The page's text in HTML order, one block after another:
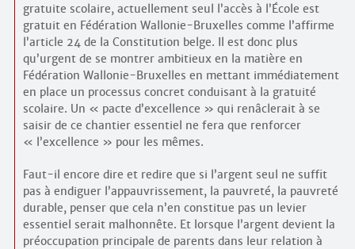
gratuite scolaire, actuellement seul l’accès à l’École est
gratuit en Fédération Wallonie-Bruxelles comme l’affirme
l’article 24 de la Constitution belge. Il est donc plus
qu’urgent de se montrer ambitieux en la matière en
Fédération Wallonie-Bruxelles en mettant immédiatement
en place un processus concret conduisant à la gratuité
scolaire. Un « pacte d’excellence » qui renâclerait à se
saisir de ce chantier essentiel ne fera que renforcer
« l’excellence » pour les mêmes.
Faut-il encore dire et redire que si l’argent seul ne suffit
pas à endiguer l’appauvrissement, la pauvreté, la pauvreté
durable, penser que cela n’en constitue pas un levier
essentiel serait malhonnête. Et lorsque l’argent devient la
préoccupation principale de parents dans leur relation à